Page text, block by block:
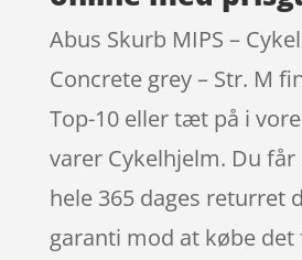
Abus Skurb MIPS –
Concrete grey – Str. M
Top-10 eller tæt på i
varer Cykelhjelm. Du
hele 365 dages returret
garanti mod at købe